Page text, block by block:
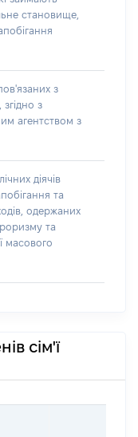
становище,
з
з
агентством з
діячів
та
одержаних
та
масового
сім'ї